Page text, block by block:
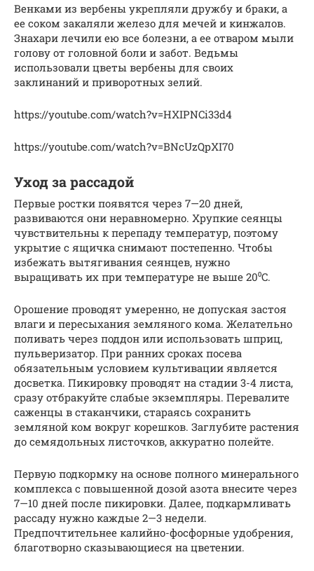
Венками из вербены укрепляли дружбу и браки, а
ее соком закаляли железо для мечей и кинжалов.
Знахари лечили ею все болезни, а ее отваром мыли
голову от головной боли и забот. Ведьмы
использовали цветы вербены для своих
заклинаний и приворотных зелий.
https://youtube.com/watch?v=HXIPNCi33d4
https://youtube.com/watch?v=BNcUzQpXI70
Уход за рассадой
Первые ростки появятся через 7—20 дней,
развиваются они неравномерно. Хрупкие сеянцы
чувствительны к перепаду температур, поэтому
укрытие с ящичка снимают постепенно. Чтобы
избежать вытягивания сеянцев, нужно
выращивать их при температуре не выше 20⁰C.
Орошение проводят умеренно, не допуская застоя
влаги и пересыхания земляного кома. Желательно
поливать через поддон или использовать шприц,
пульверизатор. При ранних сроках посева
обязательным условием культивации является
досветка. Пикировку проводят на стадии 3-4 листа,
сразу отбракуйте слабые экземпляры. Перевалите
саженцы в стаканчики, стараясь сохранить
земляной ком вокруг корешков. Заглубите растения
до семядольных листочков, аккуратно полейте.
Первую подкормку на основе полного минерального
комплекса с повышенной дозой азота внесите через
7—10 дней после пикировки. Далее, подкармливать
рассаду нужно каждые 2—3 недели.
Предпочтительнее калийно-фосфорные удобрения,
благотворно сказывающиеся на цветении.